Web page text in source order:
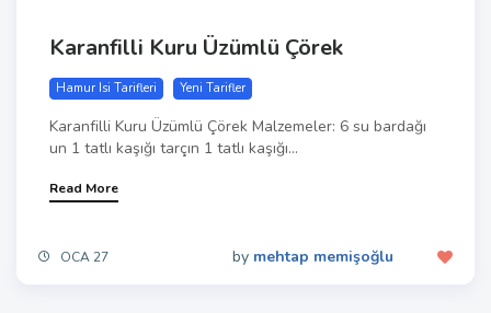
Karanfilli Kuru Üzümlü Çörek
Hamur Isi Tarifleri Yeni Tarifler
Karanfilli Kuru Üzümlü Çörek Malzemeler: 6 su bardağı
un 1 tatlı kaşığı tarçın 1 tatlı kaşığı...
Read More
OCA 27 by mehtap memişoğlu